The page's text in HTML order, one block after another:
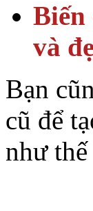
Biến
và
Bạn
cũ để
như